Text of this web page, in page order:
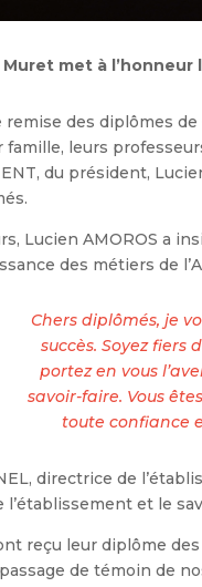
Muret met à
remise des diplômes
leurs
du président,
Lucien AMOROS a
des métiers de
Chers diplômés, je
succès. Soyez fiers
portez en vous
savoir-faire. Vous
toute confiance
directrice de
l’établissement et le
reçu leur diplôme
de témoin de